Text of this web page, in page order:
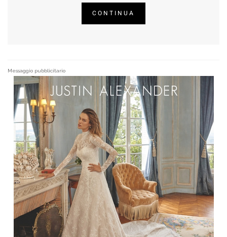
CONTINUA
Messaggio pubblicitario